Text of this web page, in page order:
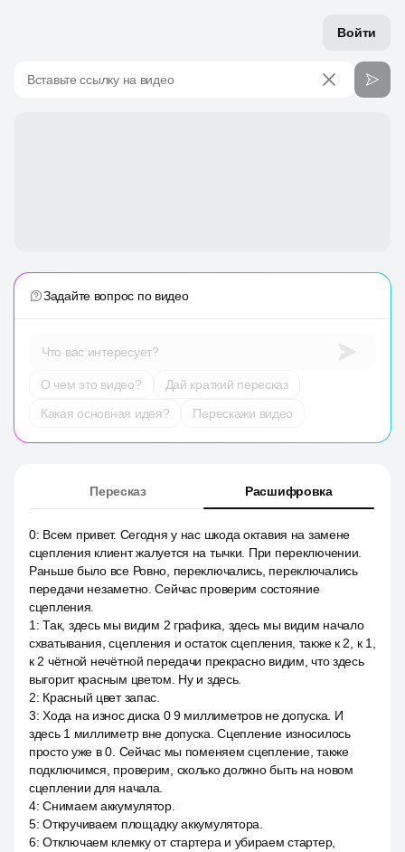
Войти
Вставьте ссылку на видео
Задайте вопрос по видео
Что вас интересует?
О чем это видео?
Дай краткий пересказ
Какая основная идея?
Перескажи видео
Пересказ Расшифровка
0: Всем привет. Сегодня у нас шкода октавия на замене
сцепления клиент жалуется на тычки. При переключении.
Раньше было все Ровно, переключались, переключались
передачи незаметно. Сейчас проверим состояние
сцепления.
1 :Так, здесь мы видим 2 графика, здесь мы видим начало
схватывания, сцепления и остаток сцепления, также к 2, к 1,
к 2 чётной нечётной передачи прекрасно видим, что здесь
выгорит красным цветом. Ну и здесь.
2: Красный цвет запас.
3:Хода на износ диска 0 9 миллиметров не допуска. И
здесь 1 миллиметр вне допуска. Сцепление износилось
просто уже в 0. Сейчас мы поменяем сцепление, также
подключимся, проверим, сколько должно быть на новом
сцеплении для начала.
4:Снимаем аккумулятор.
5:Откручиваем площадку аккумулятора.
6:Отключаем клемку от стартера и убираем стартер,